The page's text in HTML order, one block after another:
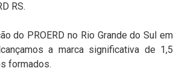
RS.
do PROERD no Rio Grande do Sul em
a marca significativa de 1,5
formados.